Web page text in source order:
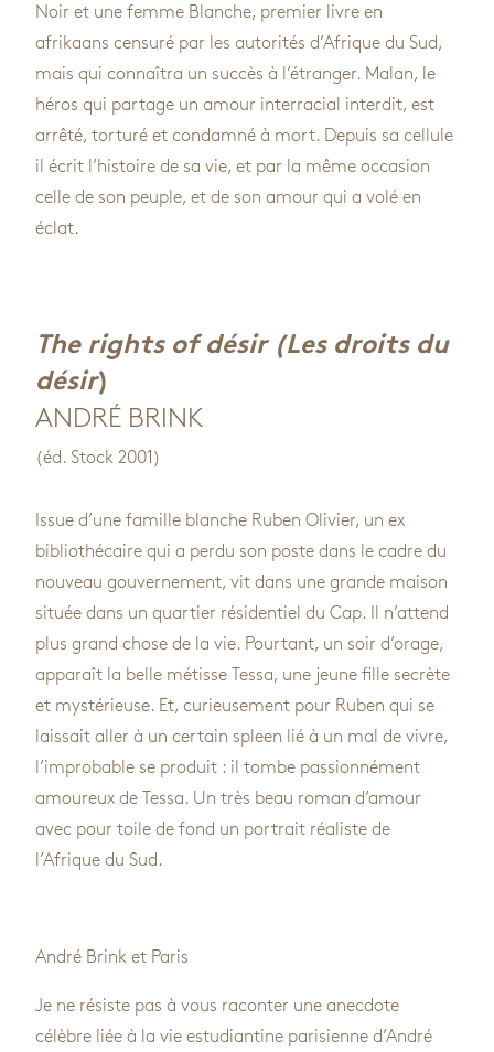
Noir et une femme Blanche, premier livre en
afrikaans censuré par les autorités d’Afrique du Sud,
mais qui connaîtra un succès à l’étranger. Malan, le
héros qui partage un amour interracial interdit, est
arrêté, torturé et condamné à mort. Depuis sa cellule
il écrit l’histoire de sa vie, et par la même occasion
celle de son peuple, et de son amour qui a volé en
éclat.
The rights of désir (Les droits du
désir)
ANDRÉ BRINK
(éd. Stock 2001)
Issue d’une famille blanche Ruben Olivier, un ex
bibliothécaire qui a perdu son poste dans le cadre du
nouveau gouvernement, vit dans une grande maison
située dans un quartier résidentiel du Cap. Il n’attend
plus grand chose de la vie. Pourtant, un soir d’orage,
apparaît la belle métisse Tessa, une jeune fille secrète
et mystérieuse. Et, curieusement pour Ruben qui se
laissait aller à un certain spleen lié à un mal de vivre,
l’improbable se produit : il tombe passionnément
amoureux de Tessa. Un très beau roman d’amour
avec pour toile de fond un portrait réaliste de
l’Afrique du Sud.
André Brink et Paris
Je ne résiste pas à vous raconter une anecdote
célèbre liée à la vie estudiantine parisienne d’André